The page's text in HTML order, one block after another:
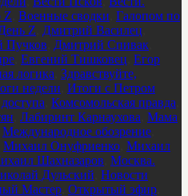
Z Военные сводки Галопом по
Z Дмитрий Василец
Пучков Дмитрий Спивак
Евгений Тишковец Егор
логика Здравствуйте,
недели Итоги с Петром
Комсомольская правда
Лабиринт Карнаухова Мама
Международное обозрение
Михаил Онуфриенко Михаил
Шахназаров Москва.
Дульский Новости
Мастер Открытый эфир